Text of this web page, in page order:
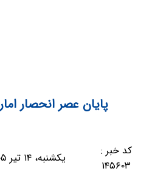
پایان عصر انحصار
کد خبر :
۱۴۵۶۰۳
یکشنبه، ۱۴ تیر ۱۴۰۵ - ۱۰:۴۴:۱۸